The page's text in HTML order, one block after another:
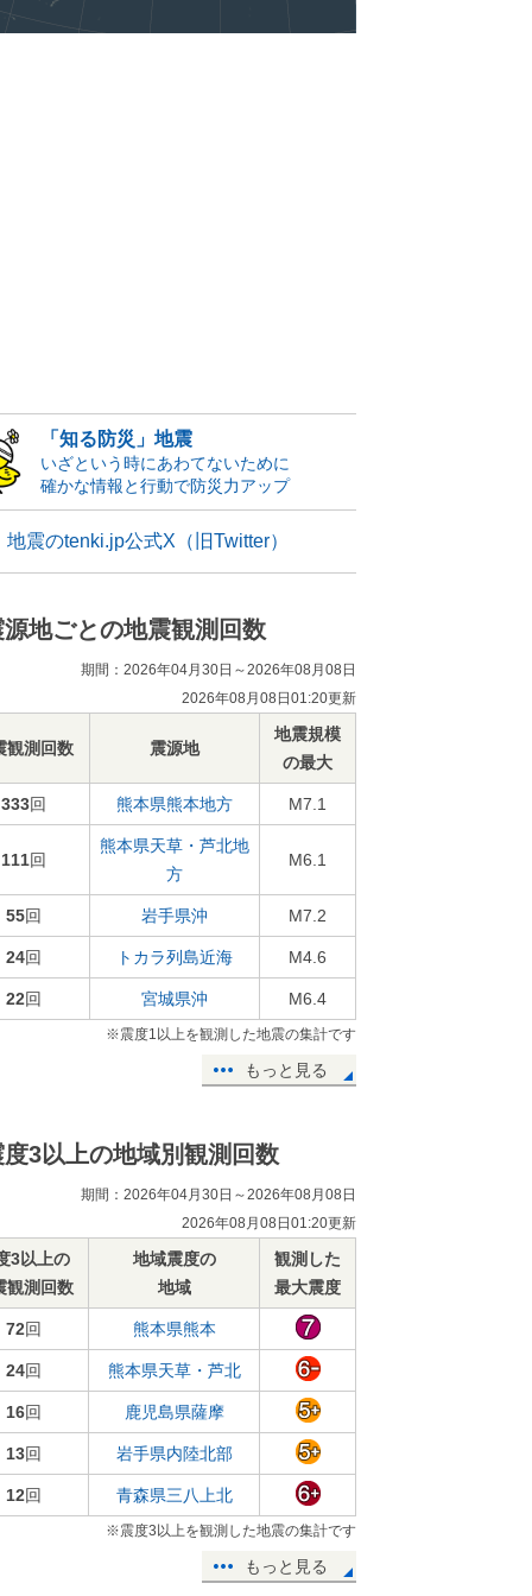
「知る防災」地震
いざという時にあわてないために
確かな情報と行動で防災力アップ
地震のtenki.jp公式X（旧Twitter）
源地ごとの地震観測回数
期間：2026年04月30日～2026年08月08日
2026年08月08日01:20更新
観測回数 震源地
地震規模
の最大
333回 熊本県熊本地方 M7.1
111回
熊本県天草・芦北地
方
M6.1
55回 岩手県沖 M7.2
24回 トカラ列島近海 M4.6
22回 宮城県沖 M6.4
※震度1以上を観測した地震の集計です
もっと見る
度3以上の地域別観測回数
期間：2026年04月30日～2026年08月08日
2026年08月08日01:20更新
3以上の
観測回数
地域震度の
地域
観測した
最大震度
72回 熊本県熊本
24回 熊本県天草・芦北
16回 鹿児島県薩摩
13回 岩手県内陸北部
12回 青森県三八上北
※震度3以上を観測した地震の集計です
もっと見る